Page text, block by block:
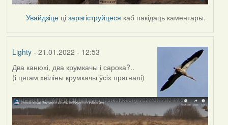
Увайдзіце цізарэгіструйцеся каб пакідаць каментары.
Lighty- 21.01.2022 - 12:53
Два канюхі, два крумкачы і сарока?..
(і цягам хвіліны крумкачы ўсіх прагналі)